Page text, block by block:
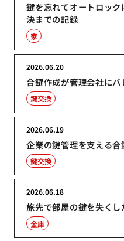
鍵を忘れてオートロッ
決までの記録
家
合鍵作成が管理会社に
2026.06.20
鍵交換
企業の鍵管理を支える合
2026.06.19
鍵交換
旅先で部屋の鍵を失く
2026.06.18
金庫